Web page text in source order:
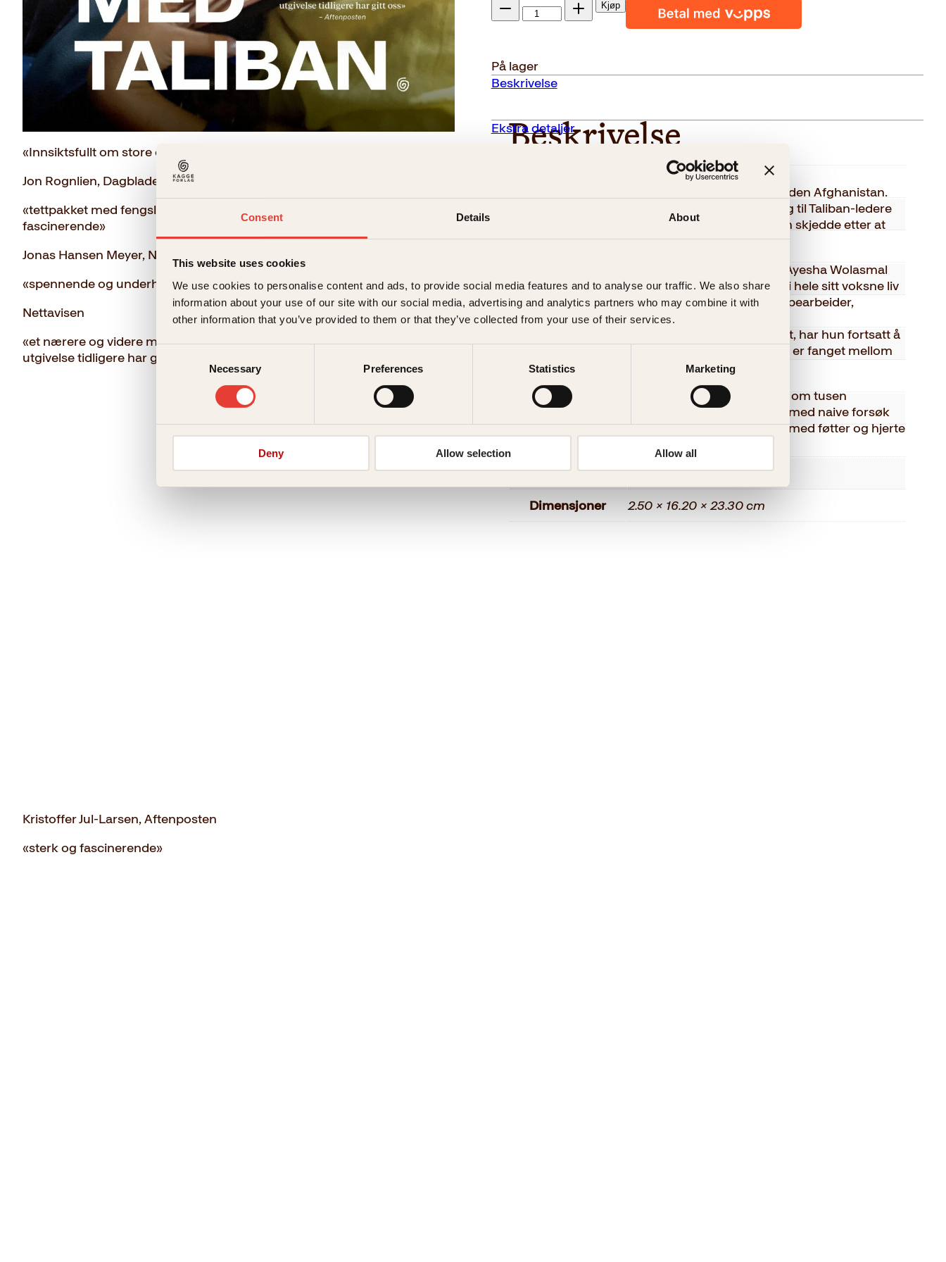
Consent Details About
This website uses cookies
We use cookies to personalise content and ads, to provide social media features and to analyse our traffic. We also share
information about your use of our site with our social media, advertising and analytics partners who may combine it with
other information that you’ve provided to them or that they’ve collected from your use of their services.
Necessary Preferences Statistics Marketing
Deny Allow selection Allow all
«Innsiktsfullt om store dilemmaer ... drivende spennende lesning»
Jon Rognlien, Dagbladet
«tettpakket med fengslende historier og interessante detaljer ... svært
fascinerende»
Jonas Hansen Meyer, NRK
«spennende og underholdende»
Nettavisen
«et nærere og videre møte med det afghanske samfunnet enn noen norsk
utgivelse tidligere har gitt oss ... gir uvurderlig tilgang»
Kristoffer Jul-Larsen, Aftenposten
«sterk og fascinerende»
Reduser
Tusen
dager
antall
Øk
Kjøp
På lager
Beskrivelse
Beskrivelse
Da Taliban erobret Kabul i august 2021, forlot verden Afghanistan.
Ayesha Wolasmal ble igjen. Gjennom unik tilgang til Taliban-ledere
og mennesker i hele landet forteller hun hva som skjedde etter at
verdens oppmerksomhet forsvant.
Fra stua på Grünerløkka i Oslo kjempet faren til Ayesha Wolasmal
for sitt hjemland som avisredaktør. Selv har hun i hele sitt voksne liv
reist inn og ut av Afghanistan som diplomat, hjelpearbeider,
journalist og ansatt i forsvaret.
Etter at Taliban igjen tok kontroll over fedrelandet, har hun fortsatt å
reise inn i Afghanistan for å jobbe for et folk som er fanget mellom
Taliban og Vesten.
Tusen dager med Taliban er en innsideberetning om tusen
dramatiske dager i Afghanistans historie, tjue år med naive forsøk
på å skape fred og utvikling utenfra og et helt liv med føtter og hjerte
Ekstra detaljer
Ayesha Wolasmal
Kagge Forlag AS,
ISBN 9788248935315
Utgivelsesår 2024
Bokformat Innbundet
Antall sider
Litteraturtype Faglitteratur
Vekt 0.53 kg
Dimensjoner 2.50 × 16.20 × 23.30 cm